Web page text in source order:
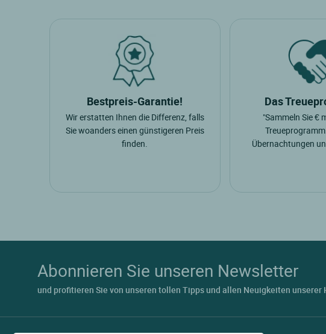
Bestpreis-Garantie!
Wir erstatten Ihnen die Differenz, falls
Sie woanders einen günstigeren Preis
finden.
Das
"Sammeln Sie €
Übernachtungen
Abonnieren Sie unseren Newsletter
und profitieren Sie von unseren tollen Tipps und allen Neuigkeiten unserer